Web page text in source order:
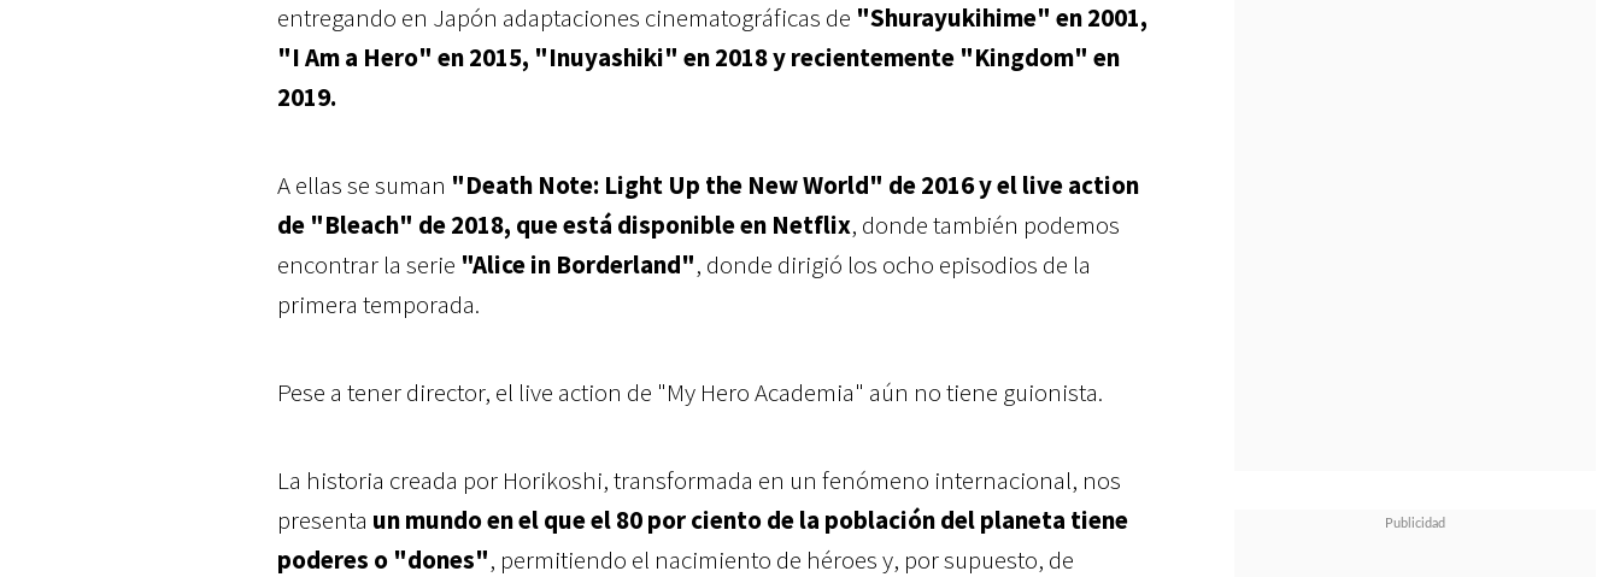
entregando en Japón adaptaciones cinematográficas de "Shurayukihime" en 2001,
"I Am a Hero" en 2015, "Inuyashiki" en 2018 y recientemente "Kingdom" en
2019.
A ellas se suman "Death Note: Light Up the New World" de 2016 y el live action
de "Bleach" de 2018, que está disponible en Netflix, donde también podemos
encontrar la serie "Alice in Borderland", donde dirigió los ocho episodios de la
primera temporada.
Pese a tener director, el live action de "My Hero Academia" aún no tiene guionista.
La historia creada por Horikoshi, transformada en un fenómeno internacional, nos
presenta un mundo en el que el 80 por ciento de la población del planeta tiene
poderes o "dones", permitiendo el nacimiento de héroes y, por supuesto, de